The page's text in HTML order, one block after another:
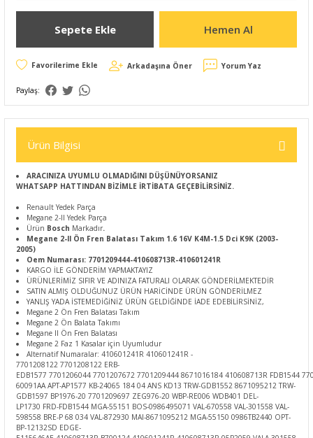
Sepete Ekle Hemen Al
Arkadaşına Öner Yorum Yaz
Paylaş:
Ürün Bilgisi
ARACINIZA UYUMLU OLMADIĞINI DÜŞÜNÜYORSANIZ
WHATSAPP HATTINDAN BİZİMLE İRTİBATA GEÇEBİLİRSİNİZ.
Renault Yedek Parça
Megane 2-II Yedek Parça
Ürün Bosch Markadır.
Megane 2-II Ön Fren Balatası Takım 1.6 16V K4M-1.5 Dci K9K (2003-
2005)
Oem Numarası: 7701209444-410608713R-410601241R
KARGO İLE GÖNDERİM YAPMAKTAYIZ
ÜRÜNLERİMİZ SIFIR VE ADINIZA FATURALI OLARAK GÖNDERİLMEKTEDİR
SATIN ALMIŞ OLDUĞUNUZ ÜRÜN HARİCİNDE ÜRÜN GÖNDERİLMEZ
YANLIŞ YADA İSTEMEDİĞİNİZ ÜRÜN GELDİĞİNDE İADE EDEBİLİRSİNİZ,
Megane 2 Ön Fren Balatası Takım
Megane 2 Ön Balata Takımı
Megane II Ön Fren Balatası
Megane 2 Faz 1 Kasalar için Uyumludur
Alternatif Numaralar: 410601241R 410601241R -
7701208122 7701208122 ERB-
EDB1577 7701206044 7701207672 7701209444 8671016184 410608713R FDB1544
60091AA APT-AP1577 KB-24065 184 04 ANS KD13 TRW-GDB1552 8671095212 TRW-
GDB1597 BP1976-20 7701209697 ZEG976-20 WBP-RE006 WDB401 DEL-
LP1730 FRD-FDB1544 MGA-55151 BOS-0986495071 VAL-670558 VAL-301558 VAL-
598558 BRE-P 68 034 VAL-872930 MAI-8671095212 MGA-55150 0986TB2440 OPT-
BP-12132SD EDGE-